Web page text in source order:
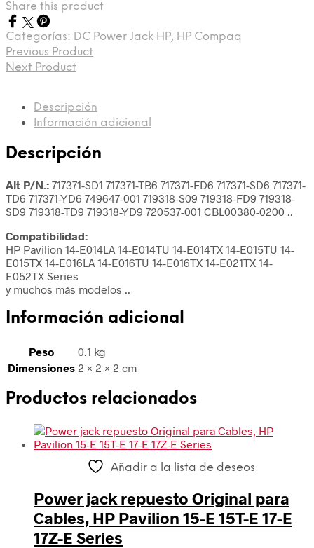
Share this product
Categorías: DC Power Jack HP, HP Compaq
Previous Product
Next Product
Descripción
Información adicional
Descripción
Alt P/N.: 717371-SD1 717371-TB6 717371-FD6 717371-SD6 717371-
TD6 717371-YD6 749647-001 719318-S09 719318-FD9 719318-
SD9 719318-TD9 719318-YD9 720537-001 CBL00380-0200 ..
Compatibilidad:
HP Pavilion 14-E014LA 14-E014TU 14-E014TX 14-E015TU 14-
E015TX 14-E016LA 14-E016TU 14-E016TX 14-E021TX 14-
E052TX Series
y muchos más modelos ..
Información adicional
Peso
0.1 kg
Dimensiones 2 × 2 × 2 cm
Productos relacionados
Añadir a la lista de deseos
Power jack repuesto Original para
Cables, HP Pavilion 15-E 15T-E 17-E
17Z-E Series